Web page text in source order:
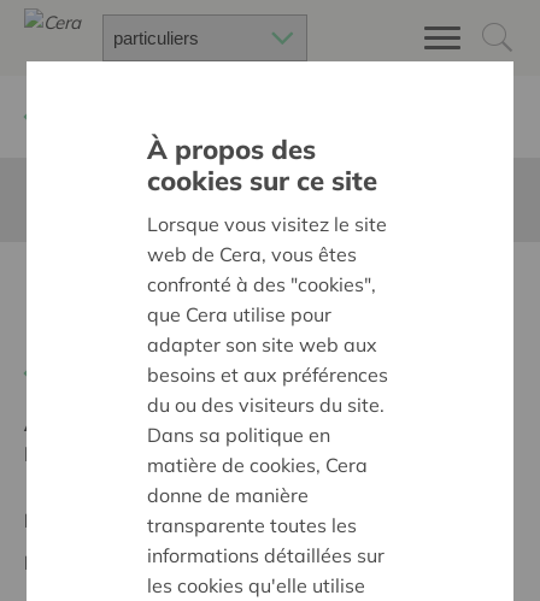
Handbikes/rolstoelen Ten
Ambition:
Une société solidaire et respectueuse, sans
barrières
Projet régional
Date de début:12/02/2025
À propos des
cookies sur ce site
Lorsque vous visitez le site
web de Cera, vous êtes
confronté à des "cookies",
que Cera utilise pour
adapter son site web aux
besoins et aux préférences
du ou des visiteurs du site.
Dans sa politique en
matière de cookies, Cera
donne de manière
transparente toutes les
informations détaillées sur
les cookies qu'elle utilise